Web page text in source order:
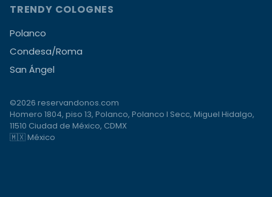
TRENDY COLOGNES
Polanco
Condesa/Roma
San Ángel
©2026 reservandonos.com
Homero 1804, piso 13, Polanco, Polanco I Secc, Miguel Hidalgo,
11510 Ciudad de México, CDMX
🇲🇽 México